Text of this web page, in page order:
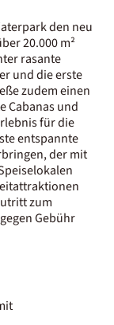
den neu
20.000 m²
rasante
und die erste
zudem einen
Cabanas und
für die
entspannte
der mit
zum
Gebühr